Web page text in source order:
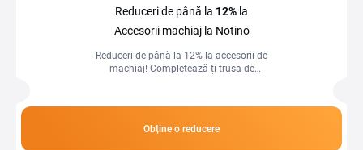
Reduceri de până la 12% la
Accesorii machiaj la Notino
Reduceri de până la 12% la accesorii de
machiaj! Completează-ți trusa de
Obține o reducere